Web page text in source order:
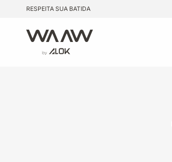
Pular para o conteúdo
RESPEITA SUA BATIDA
WAAW by Alok